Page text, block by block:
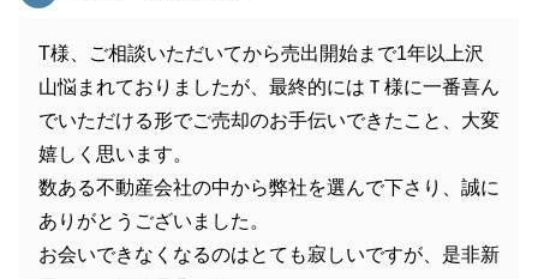
T様、ご相談いただいてから売出開始まで1年以上沢
山悩まれておりましたが、最終的にはＴ様に一番喜ん
でいただける形でご売却のお手伝いできたこと、大変
嬉しく思います。
数ある不動産会社の中から弊社を選んで下さり、誠に
ありがとうございました。
お会いできなくなるのはとても寂しいですが、是非新